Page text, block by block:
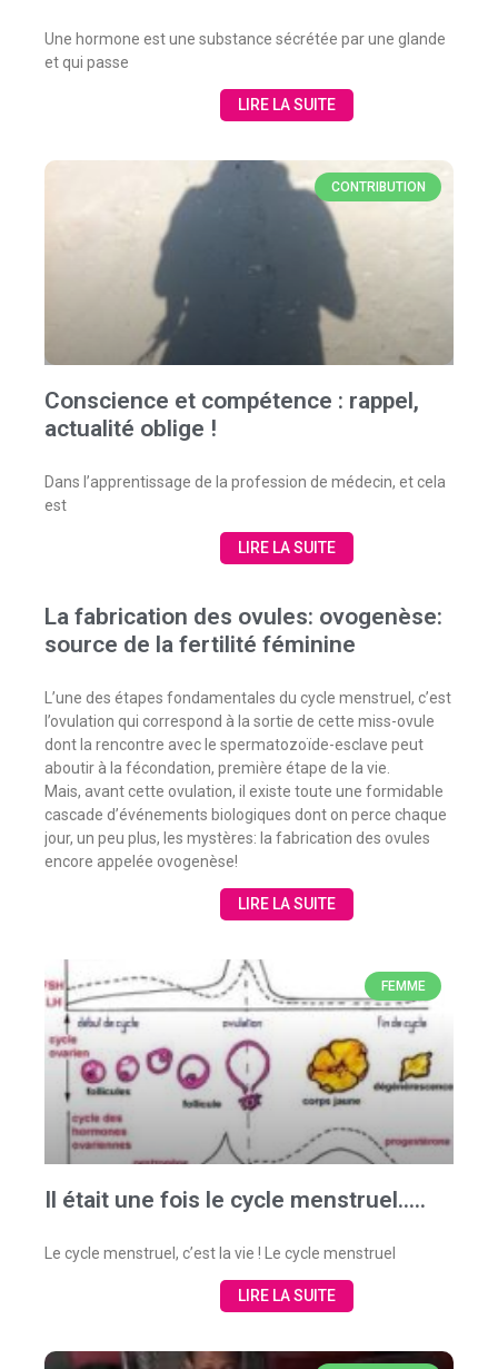
Une hormone est une substance sécrétée par une glande
et qui passe
LIRE LA SUITE
CONTRIBUTION
Conscience et compétence : rappel,
actualité oblige !
Dans l’apprentissage de la profession de médecin, et cela
est
LIRE LA SUITE
La fabrication des ovules: ovogenèse:
source de la fertilité féminine
L’une des étapes fondamentales du cycle menstruel, c’est
l’ovulation qui correspond à la sortie de cette miss-ovule
dont la rencontre avec le spermatozoïde-esclave peut
aboutir à la fécondation, première étape de la vie.
Mais, avant cette ovulation, il existe toute une formidable
cascade d’événements biologiques dont on perce chaque
jour, un peu plus, les mystères: la fabrication des ovules
encore appelée ovogenèse!
LIRE LA SUITE
FEMME
Il était une fois le cycle menstruel…..
Le cycle menstruel, c’est la vie ! Le cycle menstruel
LIRE LA SUITE